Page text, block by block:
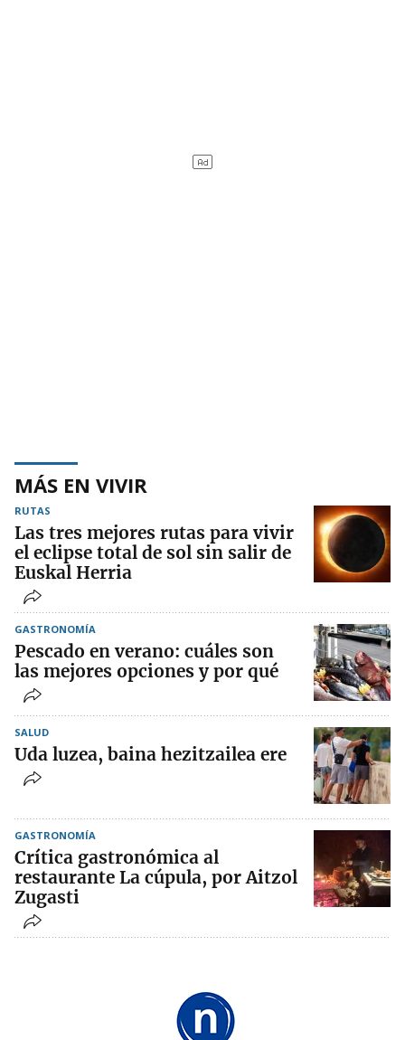
MÁS EN VIVIR
RUTAS
Las tres mejores rutas para vivir
el eclipse total de sol sin salir de
Euskal Herria
GASTRONOMÍA
Pescado en verano: cuáles son
las mejores opciones y por qué
SALUD
Uda luzea, baina hezitzailea ere
GASTRONOMÍA
Crítica gastronómica al
restaurante La cúpula, por Aitzol
Zugasti